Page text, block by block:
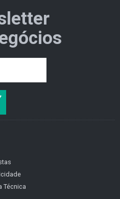
Técnica